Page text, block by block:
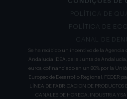
POLÍTICA DE
POLÍTICA DE
CANAL DE
Se ha recibido un incentivo de la Agencia
Andalucía IDEA, de la Junta de
euros, cofinanciado en un 80% por la
Europeo de Desarrollo Regional, FEDER
LÍNEA DE FABRICACION DE PRODUCTOS
CANALES DE HORECA, INDUSTRIA Y